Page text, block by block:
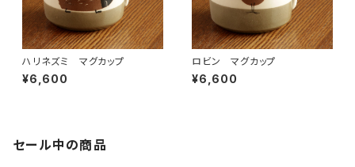
ハリネズミ マグカップ
¥6,600
ロビン マグカップ
¥6,600
セール中の商品